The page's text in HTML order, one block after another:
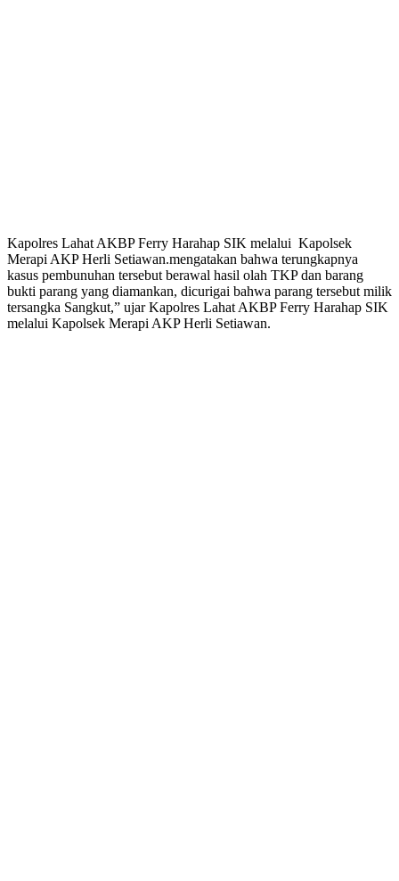
Kapolres Lahat AKBP Ferry Harahap SIK melalui Kapolsek
Merapi AKP Herli Setiawan.mengatakan bahwa terungkapnya
kasus pembunuhan tersebut berawal hasil olah TKP dan barang
bukti parang yang diamankan, dicurigai bahwa parang tersebut milik
tersangka Sangkut,” ujar Kapolres Lahat AKBP Ferry Harahap SIK
melalui Kapolsek Merapi AKP Herli Setiawan.